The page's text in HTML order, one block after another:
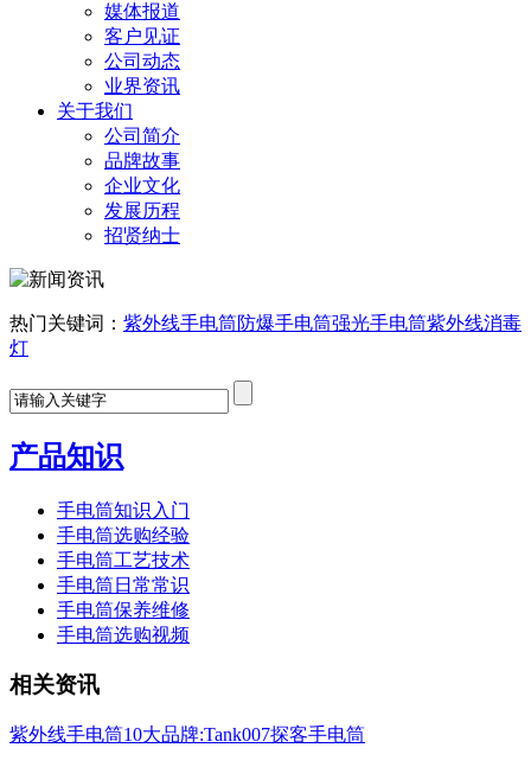
媒体报道
客户见证
公司动态
业界资讯
关于我们
公司简介
品牌故事
企业文化
发展历程
招贤纳士
热门关键词： 紫外线手电筒防爆手电筒强光手电筒紫外线消毒
灯
产品知识
手电筒知识入门
手电筒选购经验
手电筒工艺技术
手电筒日常常识
手电筒保养维修
手电筒选购视频
相关资讯
紫外线手电筒10大品牌:Tank007探客手电筒